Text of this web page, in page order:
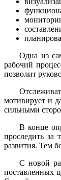
Одна из
рабочий
позволит
мотивирует и
сильными
В конце
проследить за
развития. Тем
С новой
поставленных